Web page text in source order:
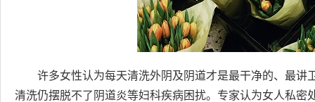
许多女性认为每天清洗外阴及阴道才是最干净的、最
清洗仍摆脱不了阴道炎等妇科疾病困扰。专家认为女人私密